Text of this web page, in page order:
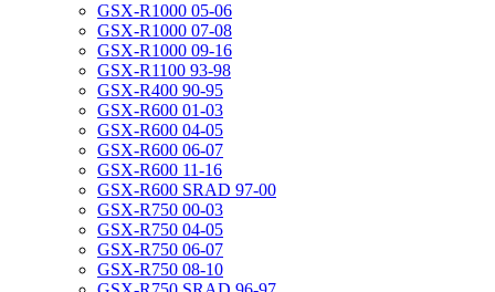
GSX-R1000 05-06
GSX-R1000 07-08
GSX-R1000 09-16
GSX-R1100 93-98
GSX-R400 90-95
GSX-R600 01-03
GSX-R600 04-05
GSX-R600 06-07
GSX-R600 11-16
GSX-R600 SRAD 97-00
GSX-R750 00-03
GSX-R750 04-05
GSX-R750 06-07
GSX-R750 08-10